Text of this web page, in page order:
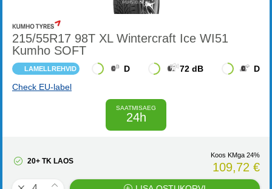
215/55R17 98T XL Wintercraft Ice WI51
Kumho SOFT
LAMELLREHVID D 72 dB
D
Check EU-label
SAATMISAEG
24h
20+ TK LAOS
Koos KMga 24%
109,72 €